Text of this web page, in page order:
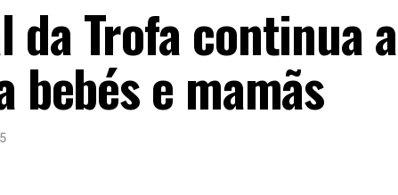
da Trofa continua a
e mamãs